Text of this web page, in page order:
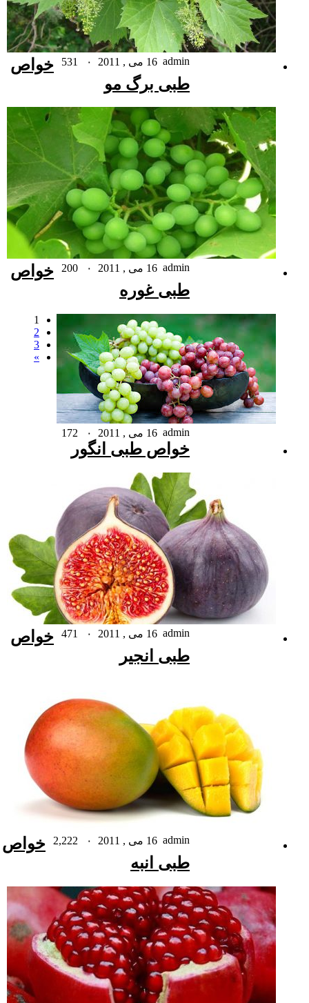
admin 16 می , 2011 ۰ 531
خواص
طبی برگ مو
admin 16 می , 2011 ۰ 200
خواص
طبی غوره
admin 16 می , 2011 ۰ 172
خواص طبی انگور
admin 16 می , 2011 ۰ 471
خواص
طبی انجیر
admin 16 می , 2011 ۰ 2,222
خواص
طبی انبه
1
2
3
»